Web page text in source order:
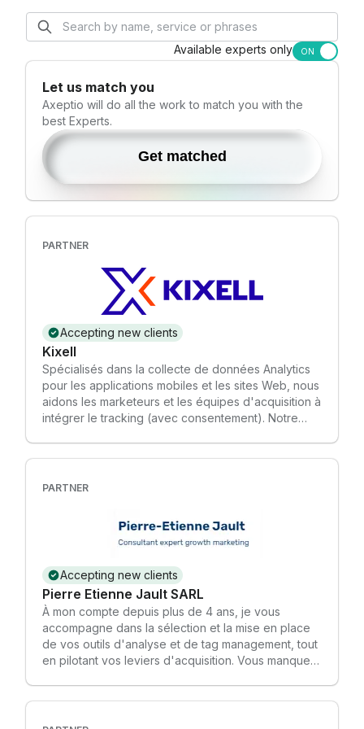
commandes omnicanales (OMS). Les bénéfices
attendus de la solution pour nos clients sont les
suivants : • Unifier, simplifier et rendre cohérent leur
système d’information, • Répondre aux principaux
marketing, supply chain), • Fournir au client final
une expérience d’achat optimale en répondant aux
enjeux du commerce omnicanal.
Available experts only ON
Let us match you
Axeptio will do all the work to match you with the
best Experts.
Get matched
PARTNER
Accepting new clients
Kixell
Spécialisés dans la collecte de données Analytics
pour les applications mobiles et les sites Web, nous
aidons les marketeurs et les équipes d'acquisition à
intégrer le tracking (avec consentement). Notre
PARTNER
Accepting new clients
Pierre Etienne Jault SARL
À mon compte depuis plus de 4 ans, je vous
accompagne dans la sélection et la mise en place
de vos outils d'analyse et de tag management, tout
en pilotant vos leviers d'acquisition. Vous manquez
accompagnés ⚡️ +3.4M€ de CA généré 🙌